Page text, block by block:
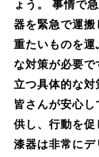
ょう。 事情で
器を緊急で運搬
重たいものを運
な対策が必要で
立つ具体的な
皆さんが安心
供し、行動を
漆器は非常にデ